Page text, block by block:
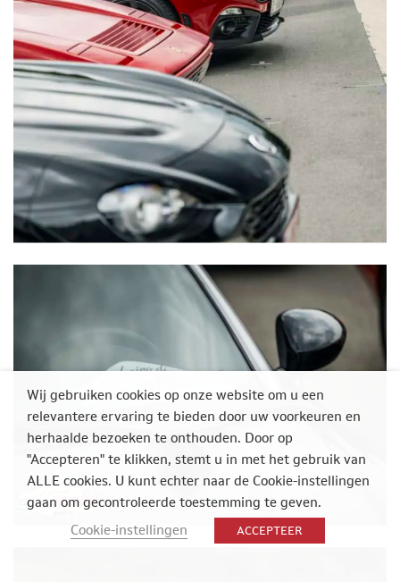
Wij gebruiken cookies op onze website om u een
relevantere ervaring te bieden door uw voorkeuren en
herhaalde bezoeken te onthouden. Door op
"Accepteren" te klikken, stemt u in met het gebruik van
ALLE cookies. U kunt echter naar de Cookie-instellingen
gaan om gecontroleerde toestemming te geven.
Cookie-instellingen
ACCEPTEER